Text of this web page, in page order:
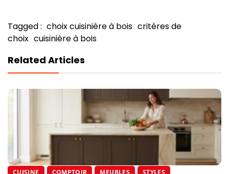
Tagged : choix cuisinière à bois critères de
choix cuisinière à bois
Related Articles